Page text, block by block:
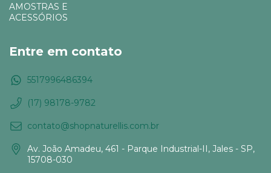
AMOSTRAS E
ACESSÓRIOS
Entre em contato
5517996486394
(17) 98178-9782
contato@shopnaturellis.com.br
Av. João Amadeu, 461 - Parque Industrial-II, Jales - SP,
15708-030